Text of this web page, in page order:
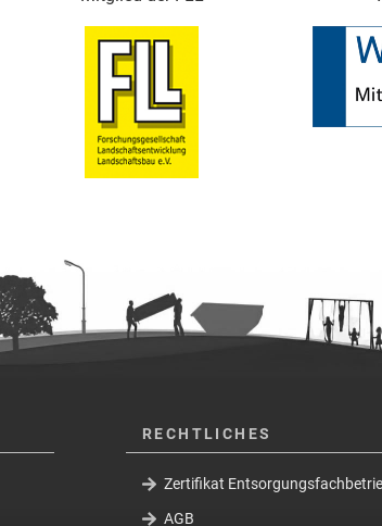
RECHTLICHES
Zertifikat
AGB